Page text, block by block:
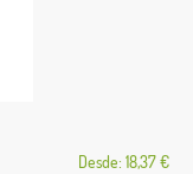
Desde: 18,37 €